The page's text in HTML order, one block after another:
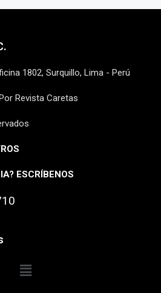
1802, Surquillo, Lima - Perú
Revista Caretas
ESCRÍBENOS